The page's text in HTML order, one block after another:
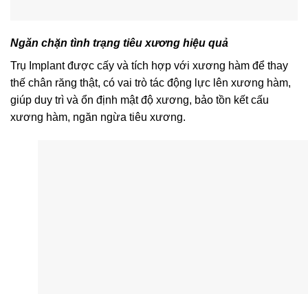
Ngăn chặn tình trạng tiêu xương hiệu quả
Trụ Implant được cấy và tích hợp với xương hàm để thay
thế chân răng thật, có vai trò tác động lực lên xương hàm,
giúp duy trì và ổn định mật độ xương, bảo tồn kết cấu
xương hàm, ngăn ngừa tiêu xương.